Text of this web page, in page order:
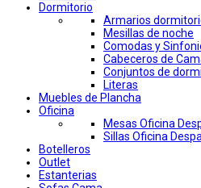
Dormitorio
Armarios
Mesillas de noche
Comodas y
Cabeceros de
Conjuntos de
Literas
Muebles de Plancha
Oficina
Mesas Oficina
Sillas Oficina
Botelleros
Outlet
Estanterias